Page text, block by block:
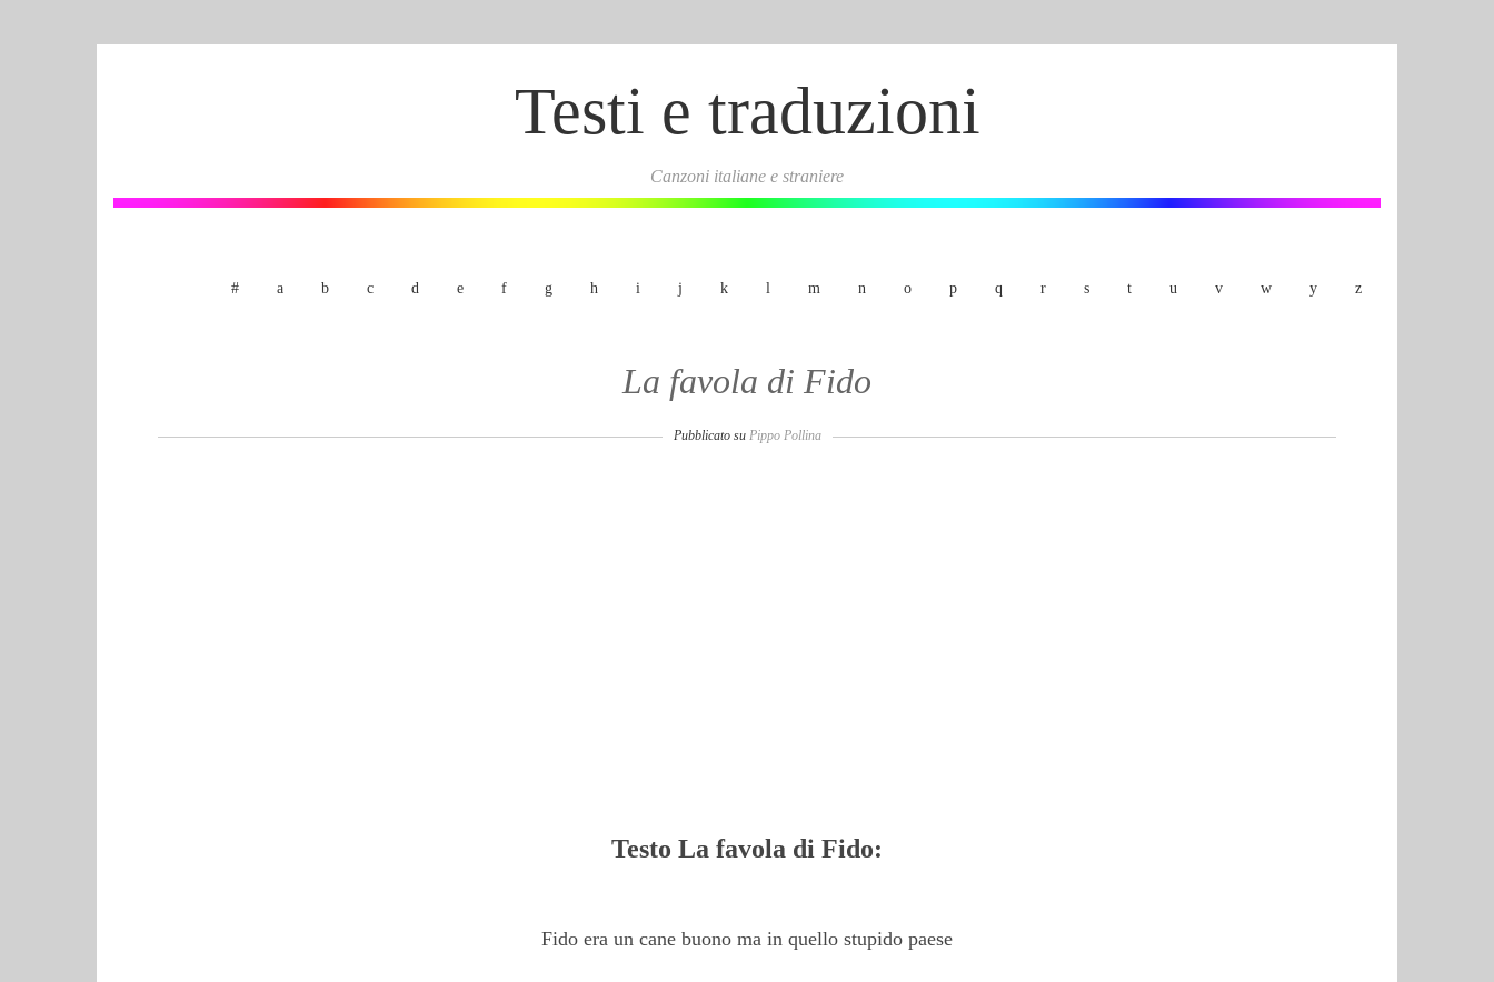
Testi e traduzioni
Canzoni italiane e straniere
# a b c d e f g h i j k l m n o p q r s t u v w y z
La favola di Fido
Pubblicato su Pippo Pollina
Testo La favola di Fido:
Fido era un cane buono ma in quello stupido paese